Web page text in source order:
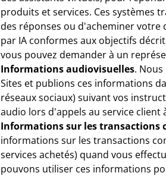
produits et services. Ces systèmes
des réponses ou d'acheminer
par IA conformes aux objectifs
vous pouvez demander à un
Informations audiovisuelles.
Sites et publions ces informations
réseaux sociaux) suivant vos
audio lors d'appels au service
Informations sur les transactions
informations sur les transactions
services achetés) quand vous
pouvons utiliser ces informations